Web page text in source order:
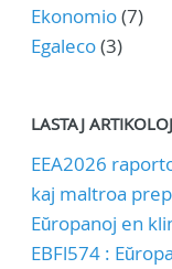
Ekonomio(7)
Egaleco(3)
LASTAJ ARTIKOLOJ
EEA2026
kaj maltroa
Eŭropanoj en
EBFl574 :